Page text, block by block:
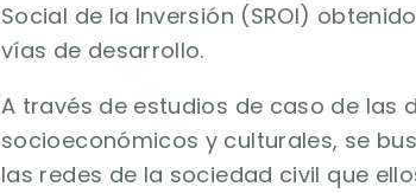
Social de la Inversión (SROI)
vías de desarrollo.
A través de estudios de caso de las
socioeconómicos y culturales, se
las redes de la sociedad civil que